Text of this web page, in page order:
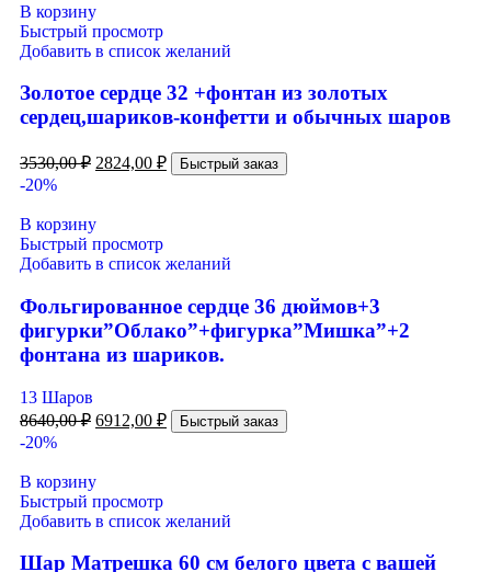
В корзину
Быстрый просмотр
Добавить в список желаний
Золотое сердце 32 +фонтан из золотых
сердец,шариков-конфетти и обычных шаров
3530,00₽ 2824,00 ₽ Быстрый заказ
-20%
В корзину
Быстрый просмотр
Добавить в список желаний
Фольгированное сердце 36 дюймов+3
фигурки”Облако”+фигурка”Мишка”+2
фонтана из шариков.
13 Шаров
8640,00₽ 6912,00 ₽ Быстрый заказ
-20%
В корзину
Быстрый просмотр
Добавить в список желаний
Шар Матрешка 60 см белого цвета с вашей